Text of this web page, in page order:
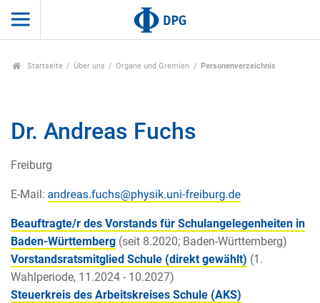
Startseite Über uns Organe und Gremien Personenverzeichnis
Dr. Andreas Fuchs
Freiburg
E-Mail:
Beauftragte/r des Vorstands für Schulangelegenheiten in
Baden-Württemberg (seit 8.2020; Baden-Württemberg)
Vorstandsratsmitglied Schule (direkt gewählt) (1.
Wahlperiode, 11.2024 - 10.2027)
Steuerkreis des Arbeitskreises Schule (AKS)